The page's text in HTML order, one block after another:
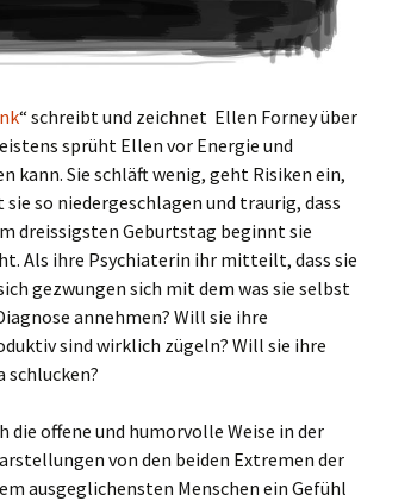
“ schreibt und zeichnet Ellen Forney über
sprüht Ellen vor Energie und
kann. Sie schläft wenig, geht Risiken ein,
so niedergeschlagen und traurig, dass
dreissigsten Geburtstag beginnt sie
Als ihre Psychiaterin ihr mitteilt, dass sie
gezwungen sich mit dem was sie selbst
annehmen? Will sie ihre
sind wirklich zügeln? Will sie ihre
schlucken?
die offene und humorvolle Weise in der
von den beiden Extremen der
ausgeglichensten Menschen ein Gefühl